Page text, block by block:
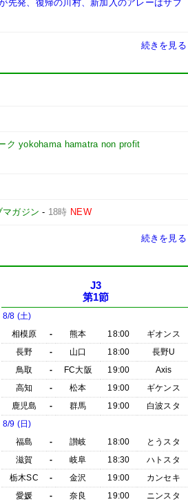
先発、復帰の川村、新加入のアレーはサブ
続きを見る
ク yokohama hamatra non profit
マガジン - 18時 NEW
続きを見る
J3
第1節
8/8 (土)
相模原
- 熊本 18:00
ギオンス
長野
- 山口 18:00
長野U
鳥取
- FC大阪 19:00
Axis
高知
- 松本 19:00
ギケンス
鹿児島
- 群馬 19:00
白波スタ
8/9 (日)
福島
- 讃岐 18:00
とうスタ
滋賀
- 岐阜 18:30
ハトスタ
栃木SC
- 金沢 19:00
カンセキ
愛媛
- 奈良 19:00
ニンスタ